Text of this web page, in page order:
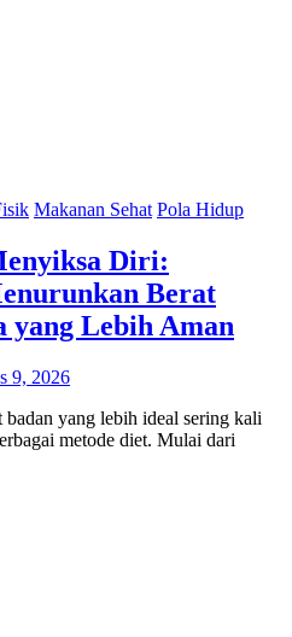
Makanan Sehat Pola Hidup
Diri:
Berat
yang Lebih Aman
9, 2026
yang lebih ideal sering kali
metode diet. Mulai dari